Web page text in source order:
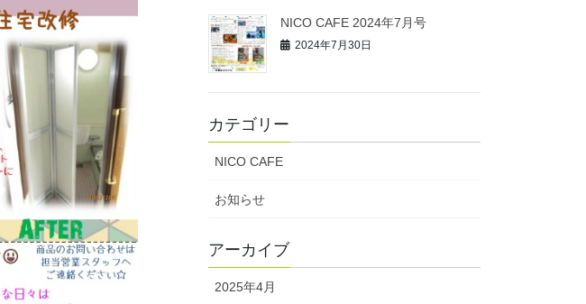
NICO CAFE 2024年7月号
2024年7月30日
カテゴリー
NICO CAFE
お知らせ
アーカイブ
2025年4月